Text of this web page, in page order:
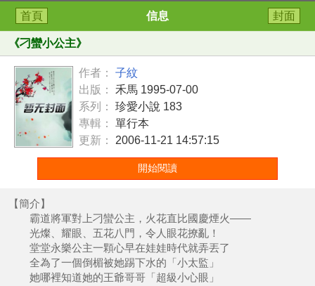
首頁 信息 封面
《刁蠻小公主》
作者：
子紋
出版：
禾馬 1995-07-00
系列：
珍愛小說 183
專輯：
單行本
更新：
2006-11-21 14:57:15
開始閱讀
【簡介】
霸道將軍對上刁蠻公主，火花直比國慶煙火——
光燦、耀眼、五花八門，令人眼花撩亂！
堂堂永樂公主一顆心早在娃娃時代就弄丟了
全為了一個倒楣被她踢下水的「小太監」
她哪裡知道她的王爺哥哥「超級小心眼」